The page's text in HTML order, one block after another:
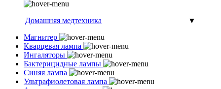
Домашняя медтехника
▼
Магнитер
Кварцевая лампа
Ингаляторы
Бактерицидные лампы
Синяя лампа
Ультрафиолетовая лампа